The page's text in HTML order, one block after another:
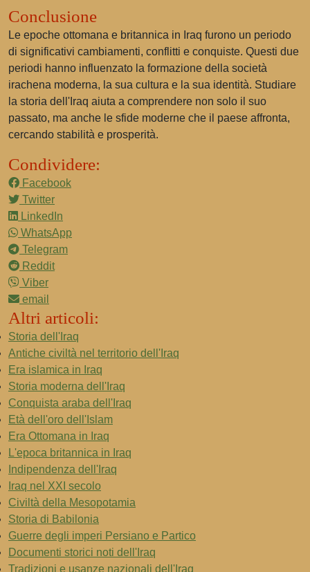
Conclusione
Le epoche ottomana e britannica in Iraq furono un periodo
di significativi cambiamenti, conflitti e conquiste. Questi due
periodi hanno influenzato la formazione della società
irachena moderna, la sua cultura e la sua identità. Studiare
la storia dell'Iraq aiuta a comprendere non solo il suo
passato, ma anche le sfide moderne che il paese affronta,
cercando stabilità e prosperità.
Condividere:
Facebook
Twitter
LinkedIn
WhatsApp
Telegram
Reddit
Viber
email
Altri articoli:
Storia dell'Iraq
Antiche civiltà nel territorio dell'Iraq
Era islamica in Iraq
Storia moderna dell'Iraq
Conquista araba dell'Iraq
Età dell'oro dell'Islam
Era Ottomana in Iraq
L'epoca britannica in Iraq
Indipendenza dell'Iraq
Iraq nel XXI secolo
Civiltà della Mesopotamia
Storia di Babilonia
Guerre degli imperi Persiano e Partico
Documenti storici noti dell'Iraq
Tradizioni e usanze nazionali dell'Iraq